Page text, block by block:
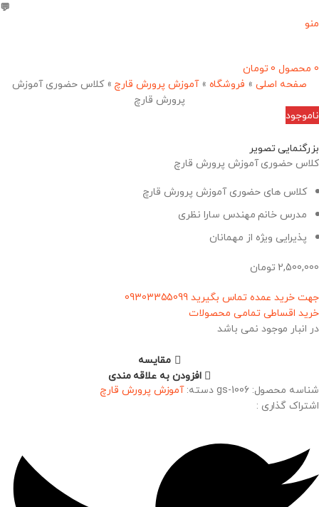
💬
منو
0 محصول 0تومان
صفحه اصلی» فروشگاه »آموزش پرورش قارچ »کلاس حضوری آموزش
پرورش قارچ
ناموجود
بزرگنمایی تصویر
کلاس حضوری آموزش پرورش قارچ
کلاس های حضوری آموزش پرورش قارچ
مدرس خانم مهندس سارا نظری
پذیرایی ویژه از مهمانان
2,500,000تومان
جهت خرید عمده تماس بگیرید 09303355099
خرید اقساطی تمامی محصولات
در انبار موجود نمی باشد
مقایسه
افزودن به علاقه مندی
شناسه محصول:gs-1006 دسته:آموزش پرورش قارچ
اشتراک گذاری :